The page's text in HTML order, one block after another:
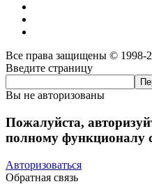
Все права защищены © 1998-
Введите страницу
Вы не авторизованы
Пожалуйста,
полному функционалу
Авторизоваться
Обратная связь